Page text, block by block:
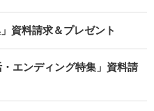
資料請求＆プレゼント
エンディング特集」資料請